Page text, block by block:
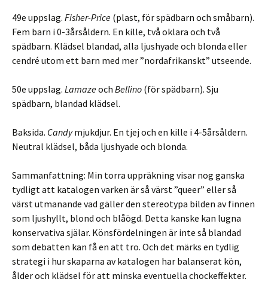
49e uppslag. Fisher-Price (plast, för spädbarn och småbarn).
Fem barn i 0-3årsåldern. En kille, två oklara och två
spädbarn. Klädsel blandad, alla ljushyade och blonda eller
cendré utom ett barn med mer ”nordafrikanskt” utseende.
50e uppslag. Lamazeoch Bellino (för spädbarn). Sju
spädbarn, blandad klädsel.
Baksida. Candymjukdjur. En tjej och en kille i 4-5årsåldern.
Neutral klädsel, båda ljushyade och blonda.
Sammanfattning: Min torra uppräkning visar nog ganska
tydligt att katalogen varken är så värst ”queer” eller så
värst utmanande vad gäller den stereotypa bilden av finnen
som ljushyllt, blond och blåögd. Detta kanske kan lugna
konservativa själar. Könsfördelningen är inte så blandad
som debatten kan få en att tro. Och det märks en tydlig
strategi i hur skaparna av katalogen har balanserat kön,
ålder och klädsel för att minska eventuella chockeffekter.